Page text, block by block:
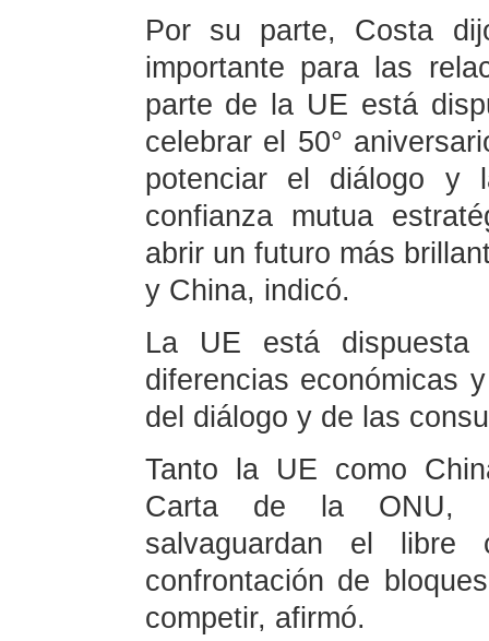
Por su parte, Costa
importante para las
parte de la UE está
celebrar el 50°
potenciar el diálogo y
confianza mutua
abrir un futuro más
y China, indicó.
La UE está dispuesta
diferencias económicas
del diálogo y de las
Tanto la UE como
Carta de la ONU,
salvaguardan el
confrontación de
competir, afirmó.